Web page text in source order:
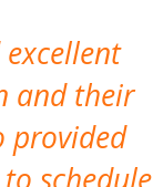
and their
provided